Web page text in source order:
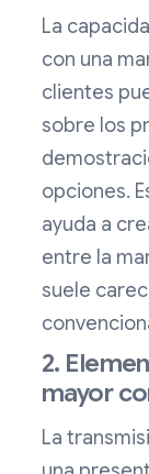
La
con una
clientes
sobre los
opciones.
ayuda a
entre la
suele
2.
mayor
La